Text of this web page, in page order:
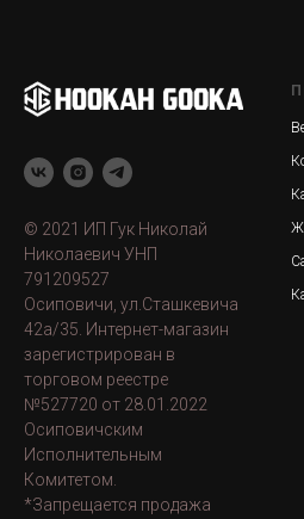
© 2021 ИП Гук Николай
Николаевич УНП
791209527
Осиповичи, ул.Сташкевича
42а/35. Интернет-магазин
зарегистрирован в
торговом реестре
№527720 от 28.01.2022
Осиповичским
Исполнительным
Комитетом.
*Запрещается продажа